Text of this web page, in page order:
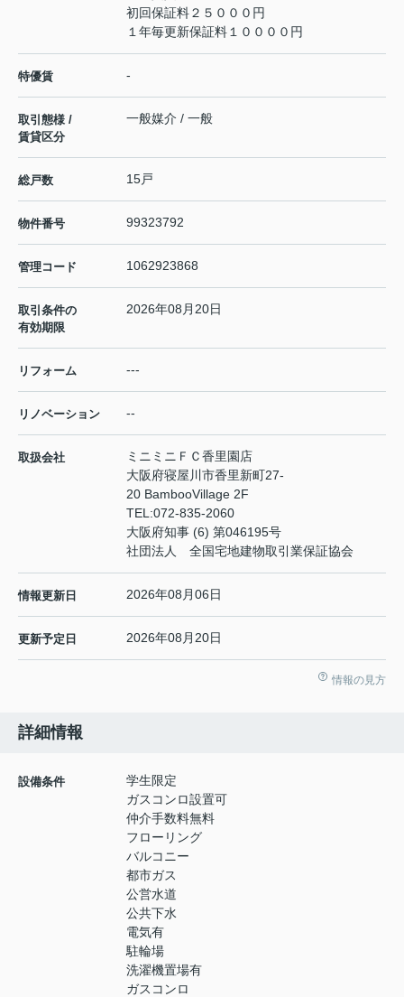
初回保証料２５０００円
１年毎更新保証料１００００円
特優賃 -
取引態様 /
賃貸区分
一般媒介 / 一般
総戸数 15戸
物件番号 99323792
管理コード 1062923868
取引条件の
有効期限
2026年08月20日
リフォーム ---
リノベーション --
取扱会社
ミニミニＦＣ香里園店
大阪府寝屋川市香里新町27-
20 BambooVillage 2F
TEL:072-835-2060
大阪府知事 (6) 第046195号
社団法人 全国宅地建物取引業保証協会
情報更新日 2026年08月06日
更新予定日 2026年08月20日
情報の見方
詳細情報
設備条件
学生限定
ガスコンロ設置可
仲介手数料無料
フローリング
バルコニー
都市ガス
公営水道
公共下水
電気有
駐輪場
洗濯機置場有
ガスコンロ